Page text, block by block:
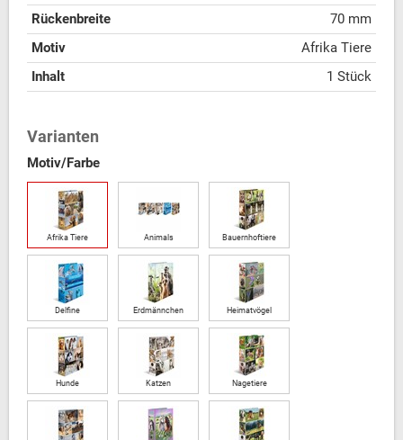
Rückenbreite
70 mm
Motiv
Afrika Tiere
Inhalt
1 Stück
Varianten
Motiv/Farbe
Afrika Tiere Animals Bauernhoftiere
Delfine Erdmännchen Heimatvögel
Hunde Katzen Nagetiere